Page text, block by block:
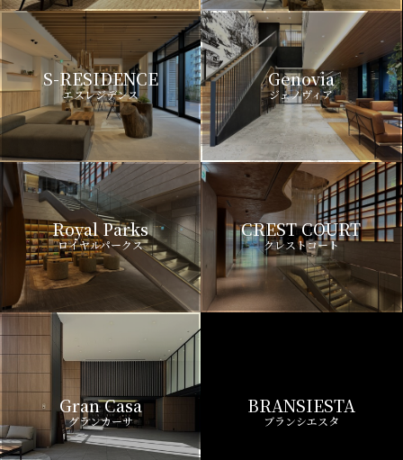
S-RESIDENCE
エスレジデンス
Genovia
ジェノヴィア
Royal Parks
ロイヤルパークス
CREST COURT
クレストコート
Gran Casa
グランカーサ
BRANSIESTA
ブランシエスタ